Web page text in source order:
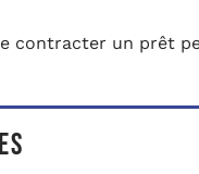
contracter un prêt